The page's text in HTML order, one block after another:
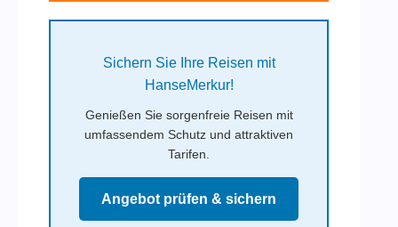
Sichern Sie Ihre Reisen mit
HanseMerkur!
Genießen Sie sorgenfreie Reisen mit
umfassendem Schutz und attraktiven
Tarifen.
Angebot prüfen & sichern